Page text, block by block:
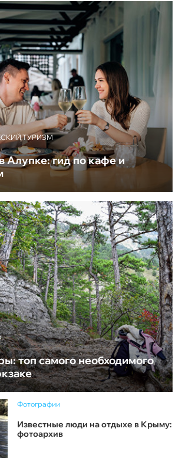
ТУРИЗМ
Алупке: гид по кафе и
топ самого необходимого
Фотографии
Известные люди на отдыхе в Крыму:
фотоархив